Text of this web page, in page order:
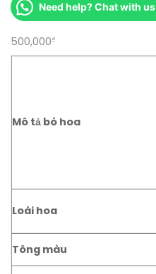
Need help? Chat with us
500,000₫
Mô tả bó hoa
Loài hoa
Tông màu